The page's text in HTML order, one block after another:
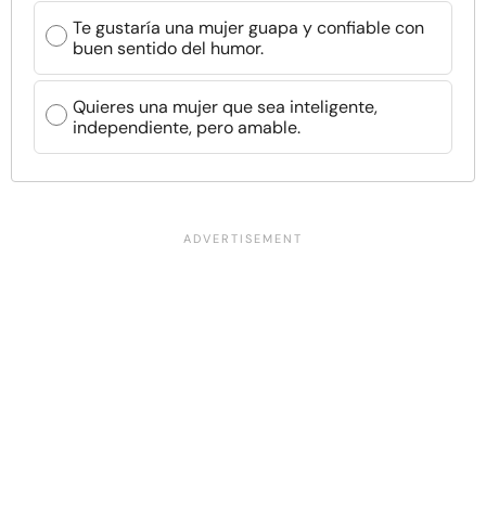
Te gustaría una mujer guapa y confiable con
buen sentido del humor.
Quieres una mujer que sea inteligente,
independiente, pero amable.